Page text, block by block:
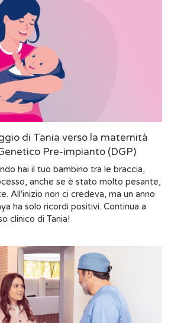
di Tania verso la maternità
Pre-impianto (DGP)
hai il tuo bambino tra le braccia,
anche se è stato molto pesante,
All'inizio non ci credeva, ma un anno
ha solo ricordi positivi. Continua a
clinico di Tania!